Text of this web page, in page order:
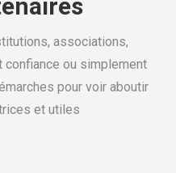
associations,
ou simplement
pour voir aboutir
et utiles